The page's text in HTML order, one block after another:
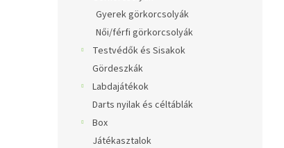
Gyerek görkorcsolyák
Női/férfi görkorcsolyák
Testvédők és Sisakok
Gördeszkák
Labdajátékok
Darts nyilak és céltáblák
Box
Játékasztalok